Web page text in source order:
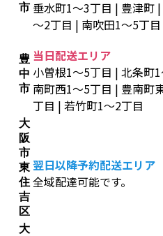
市 垂水町1～3丁目 | 豊津町
～2丁目 | 南吹田1～5丁
豊
中
市
当日配送エリア
小曽根1～5丁目 | 北条町
南町西1～5丁目 | 豊南町
丁目 | 若竹町1～2丁目
大
阪
市
東
住
吉
区
翌日以降予約配送エリア
全域配達可能です。
大